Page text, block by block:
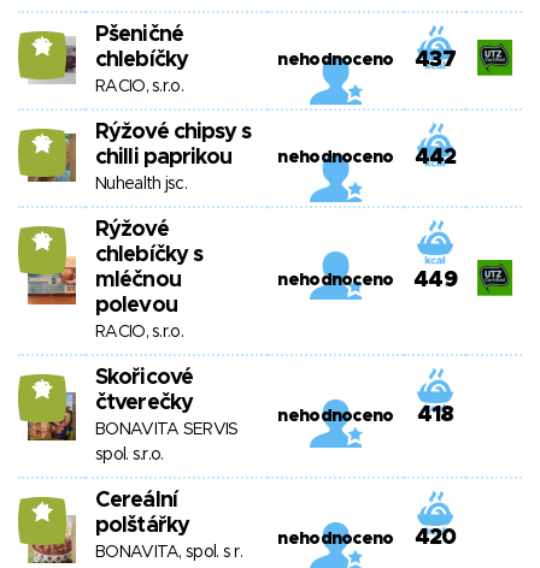
12
Pšeničné
chlebíčky
RACIO, s.r.o.
nehodnoceno 437
12
Rýžové chipsy s
chilli paprikou
Nuhealth jsc.
nehodnoceno 442
12
Rýžové
chlebíčky s
mléčnou
polevou
RACIO, s.r.o.
nehodnoceno 449
12
Skořicové
čtverečky
BONAVITA SERVIS
spol. s.r.o.
nehodnoceno 418
11
Cereální
polštářky
BONAVITA, spol. s r.
nehodnoceno 420